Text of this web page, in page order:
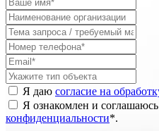
Я даю согласие на
Я ознакомлен и
конфиденциальности*.